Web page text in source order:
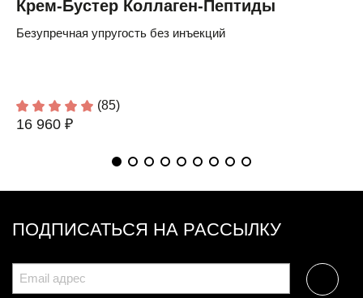
Крем-Бустер Коллаген-Пептиды
Безупречная упругость без инъекций
(85)
16 960 ₽
ПОДПИСАТЬСЯ НА РАССЫЛКУ